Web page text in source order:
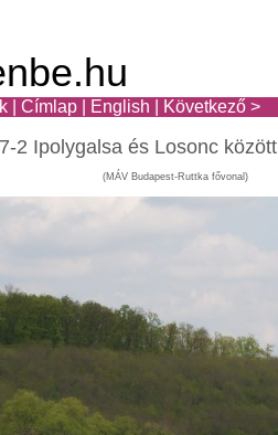
Címlap English Következő >
2 Ipolygalsa és Losonc között
(MÁV Budapest-Ruttka fővonal)